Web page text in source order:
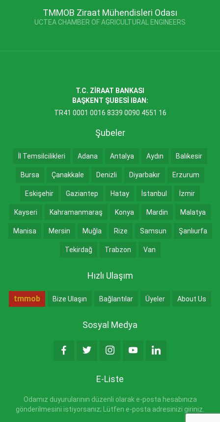
TMMOB Ziraat Mühendisleri Odası
UCTEA CHAMBER OF AGRICULTURAL ENGINEERS
T.C. ZİRAAT BANKASI
BAŞKENT ŞUBESİ IBAN:
TR41 0001 0016 8339 0090 4551 16
Şubeler
İl Temsilcilikleri Adana Antalya Aydın Balıkesir
Bursa Çanakkale Denizli Diyarbakır Erzurum
Eskişehir Gaziantep Hatay İstanbul İzmir
Kayseri Kahramanmaraş Konya Mardin Malatya
Manisa Mersin Muğla Rize Samsun Şanlıurfa
Tekirdağ Trabzon Van
Hızlı Ulaşım
tmmob Bize Ulaşın Bağlantılar Üyeler About Us
Sosyal Medya
E-Liste
Odamız duyurularının düzenli olarak e-posta hesabınıza
gönderilmesini istiyorsanız; Lütfen e-posta adresinizi giriniz.